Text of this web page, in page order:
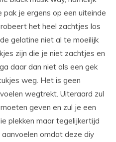
je ergens op een uiteinde
het heel zachtjes los
gelatine niet al te moeilijk
zijn die je niet zachtjes en
daar dan niet als een gek
weg. Het is geen
wegtrekt. Uiteraard zul
geven en zul je een
plekken maar tegelijkertijd
omdat deze diy